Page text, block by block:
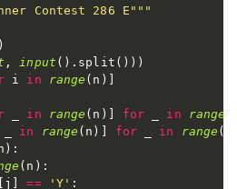
Contest 286 E"""
)
, input ( ) . split ( ) ) )
i in range ( n )
in range ( n ) for in range
in range ( n ) for in range (
) :
( n ) :
j == 'Y' :